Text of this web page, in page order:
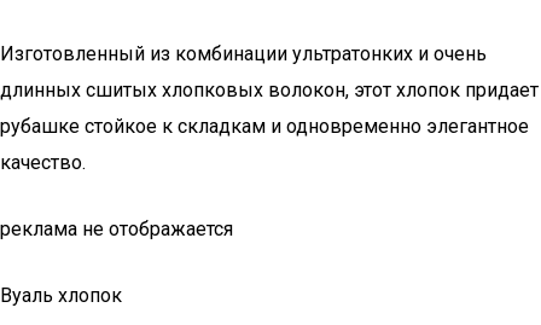
Изготовленный из комбинации ультратонких и очень
длинных сшитых хлопковых волокон, этот хлопок придает
рубашке стойкое к складкам и одновременно элегантное
качество.
реклама не отображается
Вуаль хлопок